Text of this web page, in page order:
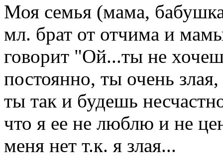
Моя семья (мама,
мл. брат от отчима и
говорит "Ой...ты не
постоянно, ты очень
ты так и будешь
что я ее не люблю и не
меня нет т.к. я злая...